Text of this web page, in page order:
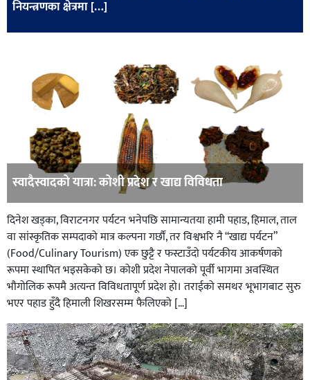
नियन्त्रणका क्षेत्रमा […]
स्वादैस्वादको यात्रा: कोशी प्रदेश र खाद्य विविधता
दिनेश खड्का, विराटनगर पर्यटन भनेपछि सामान्यतया हामी पहाड, हिमाल, ताल
वा सांस्कृतिक सम्पदाको मात्र कल्पना गर्छौं, तर विश्वभरि नै “खाद्य पर्यटन”
(Food/Culinary Tourism) एक छुट्टै र फस्टाउँदो पर्यटकीय आकर्षणको
रूपमा स्थापित भइसकेको छ। कोशी प्रदेश नेपालको पूर्वी भागमा अवस्थित
भौगोलिक रूपमै अत्यन्त विविधतापूर्ण प्रदेश हो। तराईको समथर भूभागबाट सुरु
भएर पहाड हुँदै हिमाली शिखरसम्म फैलिएको […]